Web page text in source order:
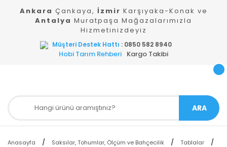
Ankara Çankaya, İzmir Karşıyaka-Konak ve
Antalya Muratpaşa Mağazalarımızla
Hizmetinizdeyiz
Müşteri Destek Hattı : 0850 582 8940
Hobi Tarım Rehberi Kargo Takibi
ARA
Anasayfa Saksılar, Tohumlar, Ölçüm ve Bahçecilik Tablalar